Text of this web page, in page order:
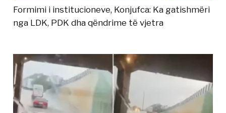
Formimi i institucioneve, Konjufca: Ka gatishmëri
nga LDK, PDK dha qëndrime të vjetra